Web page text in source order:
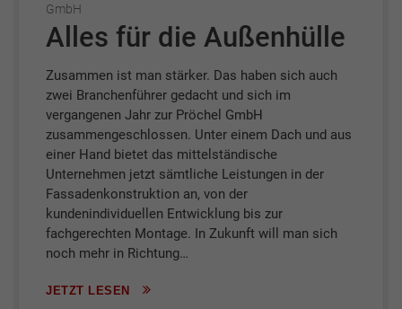
GmbH
Alles für die Außenhülle
Zusammen ist man stärker. Das haben sich auch
zwei Branchenführer gedacht und sich im
vergangenen Jahr zur Pröchel GmbH
zusammengeschlossen. Unter einem Dach und aus
einer Hand bietet das mittelständische
Unternehmen jetzt sämtliche Leistungen in der
Fassadenkonstruktion an, von der
kundenindividuellen Entwicklung bis zur
fachgerechten Montage. In Zukunft will man sich
noch mehr in Richtung…
JETZT LESEN